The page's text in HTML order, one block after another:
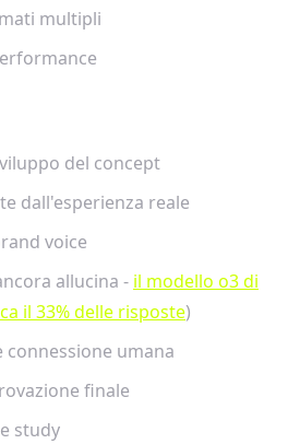
multipli
del concept
dall'esperienza reale
voice
allucina - il modello o3 di
il 33% delle risposte)
umana
finale
study